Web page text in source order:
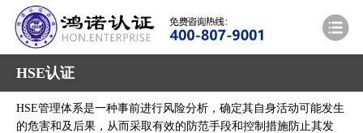
HSE认证
HSE管理体系是一种事前进行风险分析，确定其自身活动可能发生
的危害和及后果，从而采取有效的防范手段和控制措施防止其发